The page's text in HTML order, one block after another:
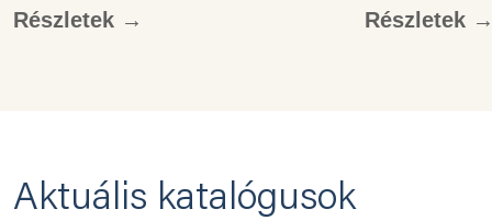
Részletek → Részletek
Aktuális katalógusok